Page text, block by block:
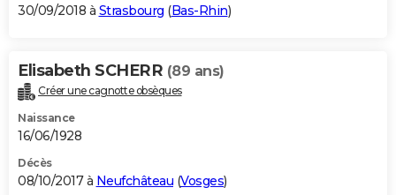
30/09/2018 à Strasbourg (Bas-Rhin)
Elisabeth SCHERR (89 ans)
Créer une cagnotte obsèques
Naissance
16/06/1928
Décès
08/10/2017 à Neufchâteau (Vosges)